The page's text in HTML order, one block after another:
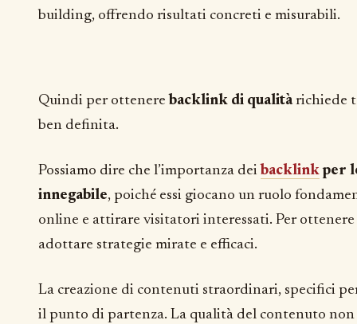
building, offrendo risultati concreti e misurabili.
Quindi per ottenere backlink di qualitàrichiede
ben definita.
Possiamo dire che l’importanza dei backlinkper
innegabile, poiché essi giocano un ruolo
online e attirare visitatori interessati. Per
adottare strategie mirate e efficaci.
La creazione di contenuti straordinari, specifici
il punto di partenza. La qualità del contenuto